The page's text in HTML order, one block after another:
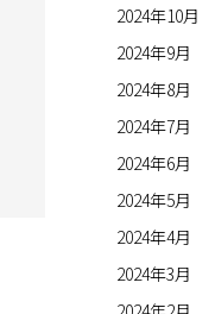
2024年10月
2024年9月
2024年8月
2024年7月
2024年6月
2024年5月
2024年4月
2024年3月